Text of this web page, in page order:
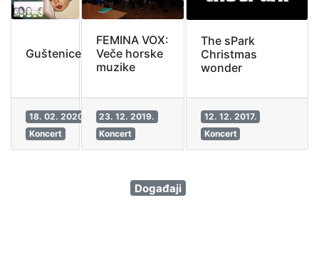
Guštenice
18. 02. 2020.
Koncert
FEMINA VOX:
Veče horske
muzike
23. 12. 2019.
Koncert
The sPark
Christmas
wonder
12. 12. 2017.
Koncert
Događaji